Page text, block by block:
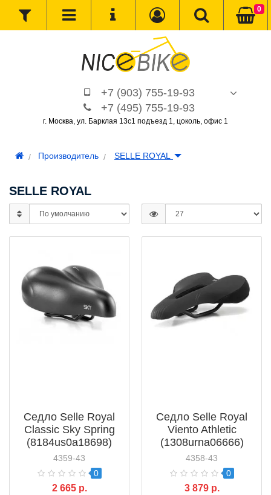
+7 (903) 755-19-93
+7 (495) 755-19-93
г. Москва, ул. Барклая 13с1 подъезд 1, цоколь, офис 1
0
Производитель SELLE ROYAL
SELLE ROYAL
Седло Selle Royal
Classic Sky Spring
(8184us0a18698)
4359-43
0
2 665 р.
Седло Selle Royal
Viento Athletic
(1308urna06666)
4358-43
0
3 879 р.